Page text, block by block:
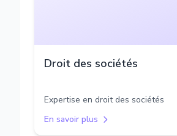
Droit des sociétés
Expertise en droit des sociétés
En savoir plus